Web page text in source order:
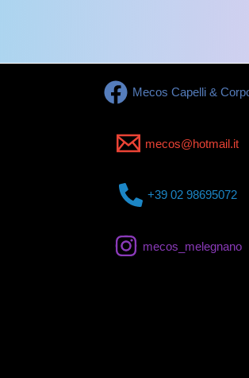
Mecos Capelli &
mecos@hotmail.it
+39 02 98695072
mecos_melegnano